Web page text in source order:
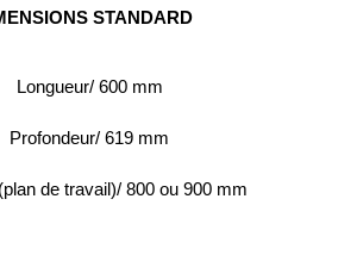
STANDARD
Longueur/ 600 mm
Profondeur/ 619 mm
de travail)/ 800 ou 900 mm